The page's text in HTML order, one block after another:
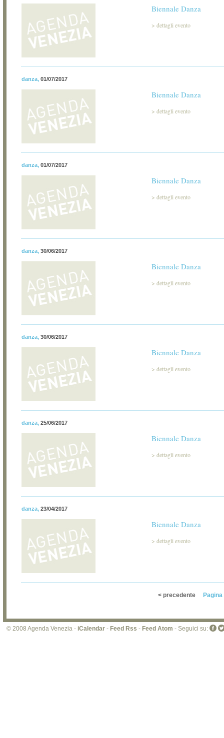
Biennale Danza
> dettagli evento
danza, 01/07/2017
Biennale Danza
> dettagli evento
danza, 01/07/2017
Biennale Danza
> dettagli evento
danza, 30/06/2017
Biennale Danza
> dettagli evento
danza, 30/06/2017
Biennale Danza
> dettagli evento
danza, 25/06/2017
Biennale Danza
> dettagli evento
danza, 23/04/2017
Biennale Danza
> dettagli evento
< precedente Pagina
© 2008 Agenda Venezia - iCalendar - Feed Rss - Feed Atom - Seguici su: